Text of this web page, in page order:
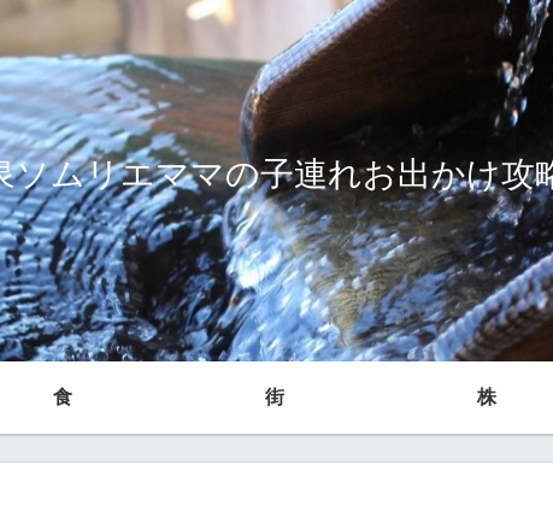
ソムリエママの子連れお出かけ攻
食 街 株